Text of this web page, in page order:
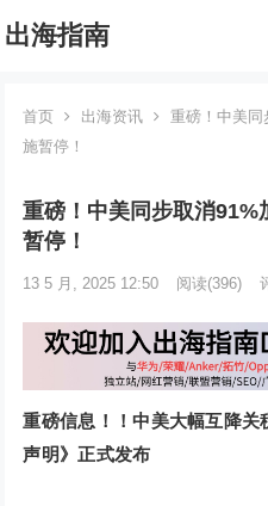
出海指南
首页 出海资讯
重磅！中美同
施暂停！
重磅！中美同步取消
暂停！
13 5 月, 2025 12:50 阅读(396)
重磅信息！！中美大幅互降关
声明》正式发布